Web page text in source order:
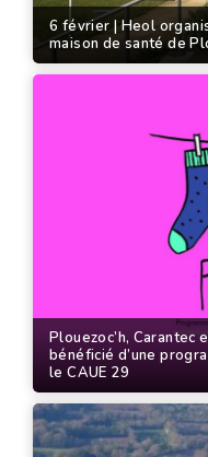
6 février | Heol
maison de santé de
Plouezoc’h,
bénéficié d’une
le CAUE 29